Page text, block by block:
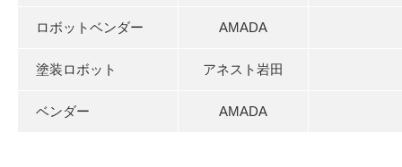
ロボットベンダー AMADA
塗装ロボット アネスト岩田
ベンダー AMADA